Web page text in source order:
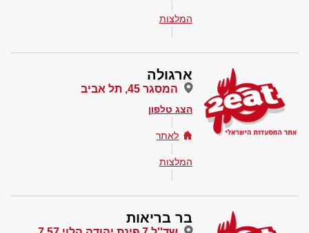
המלצות
ארגולה
המסגר 45, תל אביב
הצג טלפון
לאתר
המלצות
בר בריאות